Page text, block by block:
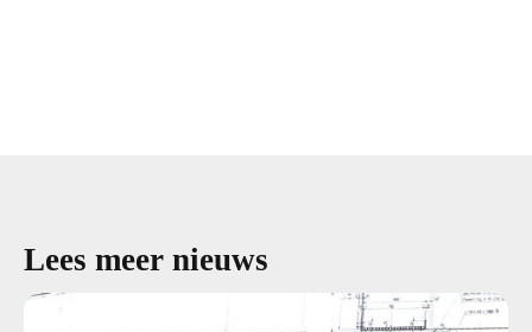
Lees meer nieuws